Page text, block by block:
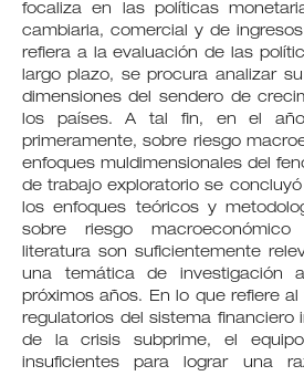
focaliza en las políticas
cambiaria, comercial y de
refiera a la evaluación de las
largo plazo, se procura analizar
dimensiones del sendero de
los países. A tal fin, en el año
primeramente, sobre riesgo
enfoques muldimensionales del
de trabajo exploratorio se
los enfoques teóricos y
sobre riesgo
literatura son suficientemente
una temática de investigación
próximos años. En lo que refiere
regulatorios del sistema financiero
de la crisis subprime, el
insuficientes para lograr una